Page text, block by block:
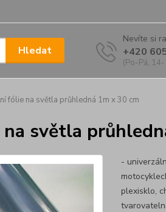
Hledat
Nevíte si
+420
(Po-Pá,
fólie na světla průhledná 1m x 30 cm
světla
-
plexisklo,